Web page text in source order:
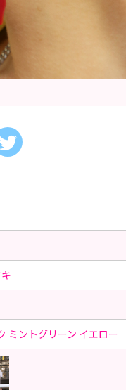
ミントグリーン イエロー